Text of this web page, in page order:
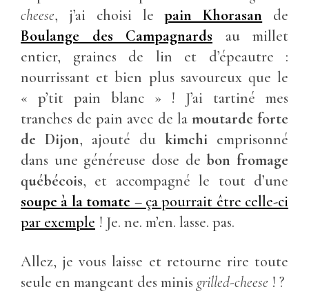
cheese, j’ai choisi lepain Khorasan de
Boulange des Campagnards au millet
entier, graines de lin et d’épeautre :
nourrissant et bien plus savoureux que le
« p’tit pain blanc » ! J’ai tartiné mes
tranches de pain avec de la moutarde forte
de Dijon, ajouté du kimchi emprisonné
dans une généreuse dose de bon fromage
québécois, et accompagné le tout d’une
soupe à la tomate – ça pourrait être celle-ci
par exemple ! Je. ne. m’en. lasse. pas.
Allez, je vous laisse et retourne rire toute
seule en mangeant des minis grilled-cheese ! ?